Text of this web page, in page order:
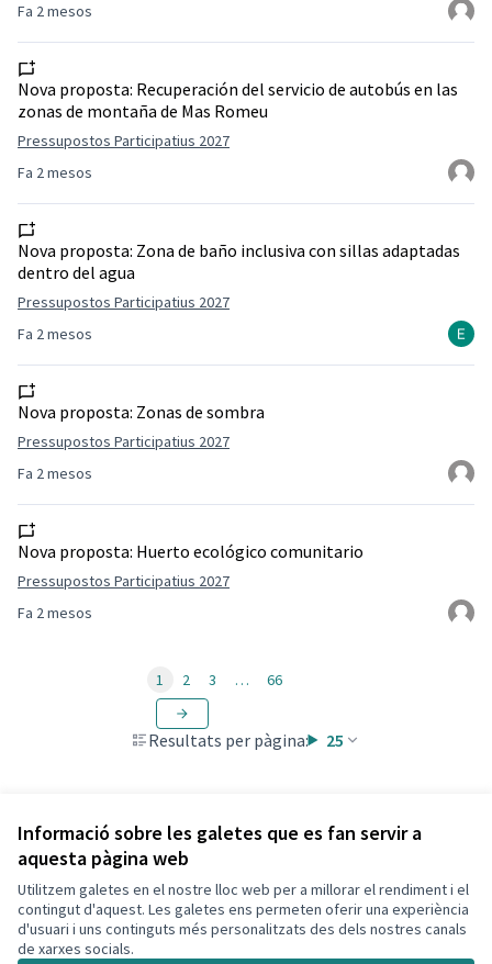
Informació sobre les galetes que es fan servir a
aquesta pàgina web
Utilitzem galetes en el nostre lloc web per a millorar el rendiment i el
contingut d'aquest. Les galetes ens permeten oferir una experiència
d'usuari i uns continguts més personalitzats des dels nostres canals
de xarxes socials.
Fa 2 mesos
Fa 2 mesos
Nova proposta: Recuperación del servicio de autobús en las
zonas de montaña de Mas Romeu
Pressupostos Participatius 2027
Fa 2 mesos
Nova proposta: Zona de baño inclusiva con sillas adaptadas
dentro del agua
Pressupostos Participatius 2027
Fa 2 mesos
Nova proposta: Zonas de sombra
Pressupostos Participatius 2027
Fa 2 mesos
Nova proposta: Huerto ecológico comunitario
Pressupostos Participatius 2027
Resultats per pàgina: 25
1 2 3 … 66
Termes i condicions d'ús
Configuració de les galetes
Decidim Calafell a X
Decidim Calafell a Facebook
Decidim Calafell a YouTube
Decidim Calafell a GitHub